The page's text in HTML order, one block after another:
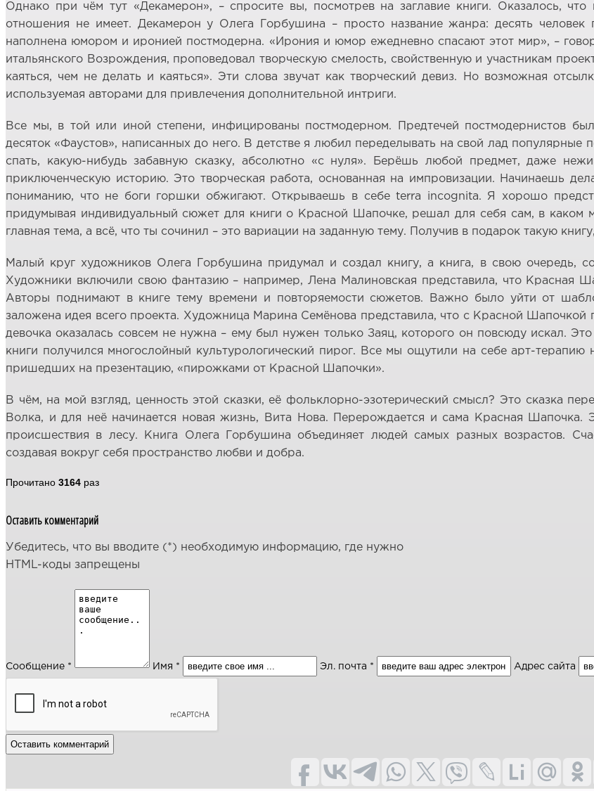
Однако при чём тут «Декамерон», – спросите вы, посмотрев на заглавие книги. Оказалось,
отношения не имеет. Декамерон у Олега Горбушина – просто название жанра: десять человек
наполнена юмором и иронией постмодерна. «Ирония и юмор ежедневно спасают этот мир», –
итальянского Возрождения, проповедовал творческую смелость, свойственную и участникам
каяться, чем не делать и каяться». Эти слова звучат как творческий девиз. Но возможная
используемая авторами для привлечения дополнительной интриги.
Все мы, в той или иной степени, инфицированы постмодерном. Предтечей постмодернистов
десяток «Фаустов», написанных до него. В детстве я любил переделывать на свой лад популярные
спать, какую-нибудь забавную сказку, абсолютно «с нуля». Берёшь любой предмет, даже
приключенческую историю. Это творческая работа, основанная на импровизации. Начинаешь
пониманию, что не боги горшки обжигают. Открываешь в себе terra incognita. Я хорошо
придумывая индивидуальный сюжет для книги о Красной Шапочке, решал для себя сам, в каком
главная тема, а всё, что ты сочинил – это вариации на заданную тему. Получив в подарок такую
Малый круг художников Олега Горбушина придумал и создал книгу, а книга, в свою очередь,
Художники включили свою фантазию – например, Лена Малиновская представила, что Красная
Авторы поднимают в книге тему времени и повторяемости сюжетов. Важно было уйти от
заложена идея всего проекта. Художница Марина Семёнова представила, что с Красной Шапочкой
девочка оказалась совсем не нужна – ему был нужен только Заяц, которого он повсюду искал.
книги получился многослойный культурологический пирог. Все мы ощутили на себе арт-терапию
пришедших на презентацию, «пирожками от Красной Шапочки».
В чём, на мой взгляд, ценность этой сказки, её фольклорно-эзотерический смысл? Это сказка
Волка, и для неё начинается новая жизнь, Вита Нова. Перерождается и сама Красная
происшествия в лесу. Книга Олега Горбушина объединяет людей самых разных возрастов.
создавая вокруг себя пространство любви и добра.
Прочитано 3164 раз
Оставить комментарий
Убедитесь, что вы вводите (*) необходимую информацию, где нужно
HTML-коды запрещены
Сообщение * Имя * Эл. почта * Адрес сайта